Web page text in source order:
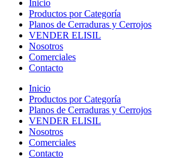
Inicio
Productos por Categoría
Planos de Cerraduras y Cerrojos
VENDER ELISIL
Nosotros
Comerciales
Contacto
Inicio
Productos por Categoría
Planos de Cerraduras y Cerrojos
VENDER ELISIL
Nosotros
Comerciales
Contacto